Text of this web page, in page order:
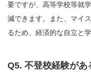
要ですが、高等学校等就
減できます。また、マイ
るため、経済的な自立と
Q5. 不登校経験が